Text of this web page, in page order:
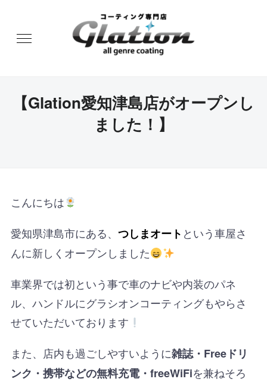
【Glation愛知津島店がオープンし
ました！】
こんにちは
愛知県津島市にある、 つしまオート という車屋さ
んに新しくオープンしました
車業界では初という事で車のナビや内装のパネ
ル、ハンドルにグラシオンコーティングもやらさ
せていただいております
また、店内も過ごしやすいように雑誌・Freeドリ
ンク・携帯などの無料充電・freeWiFiを兼ねそろ